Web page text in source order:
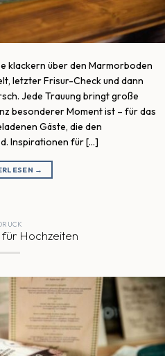
klackern über den Marmorboden
letzter Frisur-Check und dann
Jede Trauung bringt große
besonderer Moment ist – für das
Gäste, die den
Inspirationen für […]
→
Hochzeiten